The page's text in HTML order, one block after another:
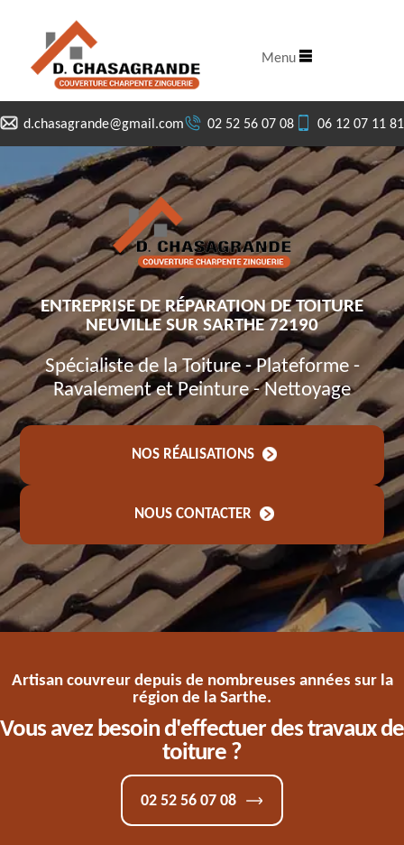
d.chasagrande@gmail.com 02 52 56 07 08 06 12 07 11 81
Menu
ENTREPRISE DE RÉPARATION DE TOITURE
NEUVILLE SUR SARTHE 72190
Spécialiste de la Toiture - Plateforme -
Ravalement et Peinture - Nettoyage
NOS RÉALISATIONS
NOUS CONTACTER
Artisan couvreur depuis de nombreuses années sur la
région de la Sarthe.
Vous avez besoin d'effectuer des travaux de
toiture ?
02 52 56 07 08